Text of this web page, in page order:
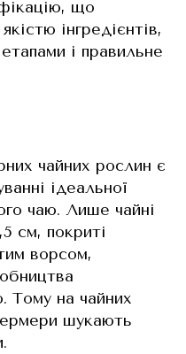
що
інгредієнтів,
і правильне
чайних рослин є
ідеальної
чаю. Лише чайні
см, покриті
ворсом,
Тому на чайних
шукають